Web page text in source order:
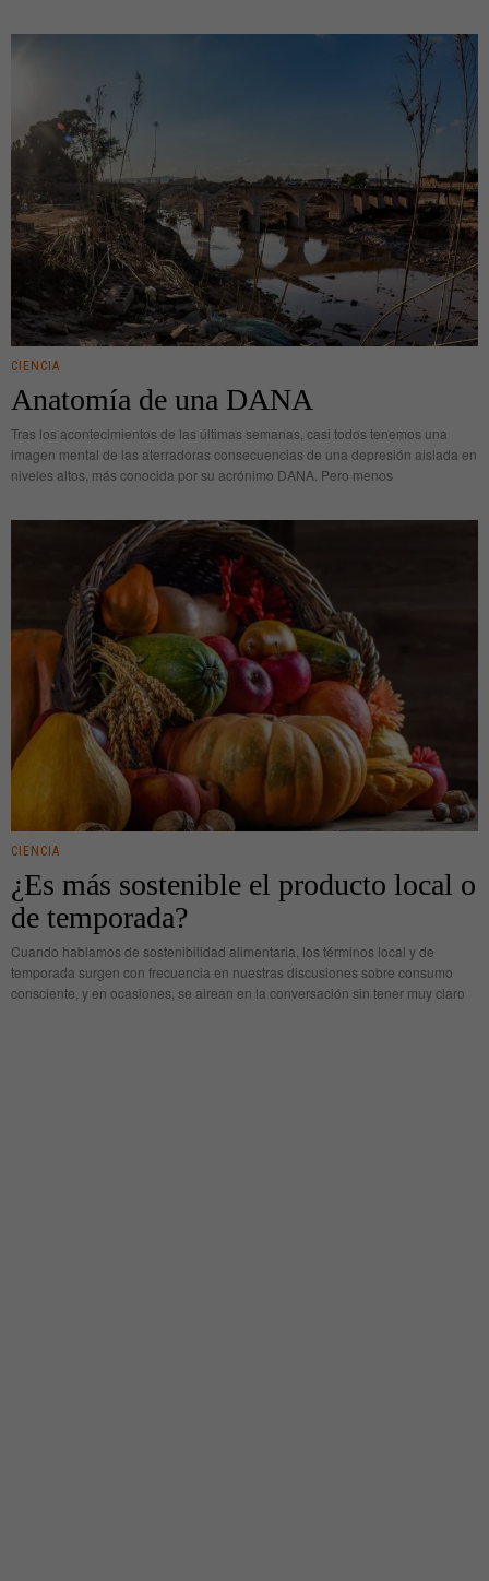
CIENCIA
Anatomía de una DANA
Tras los acontecimientos de las últimas semanas, casi todos tenemos una
imagen mental de las aterradoras consecuencias de una depresión aislada en
niveles altos, más conocida por su acrónimo DANA. Pero menos
CIENCIA
¿Es más sostenible el producto local o
de temporada?
Cuando hablamos de sostenibilidad alimentaria, los términos local y de
temporada surgen con frecuencia en nuestras discusiones sobre consumo
consciente, y en ocasiones, se airean en la conversación sin tener muy claro